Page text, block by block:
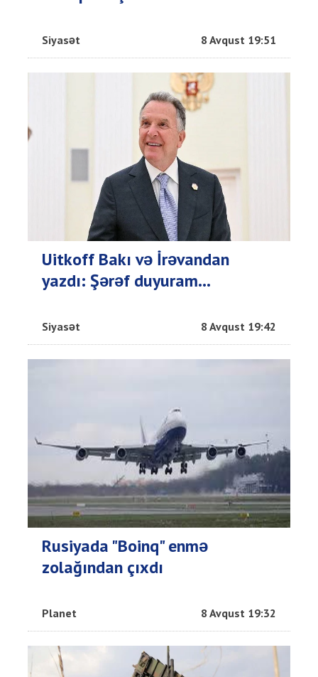
Siyasət 8 Avqust 19:51
Uitkoff Bakı və İrəvandan
yazdı: Şərəf duyuram...
Siyasət 8 Avqust 19:42
Rusiyada "Boinq" enmə
zolağından çıxdı
Planet 8 Avqust 19:32